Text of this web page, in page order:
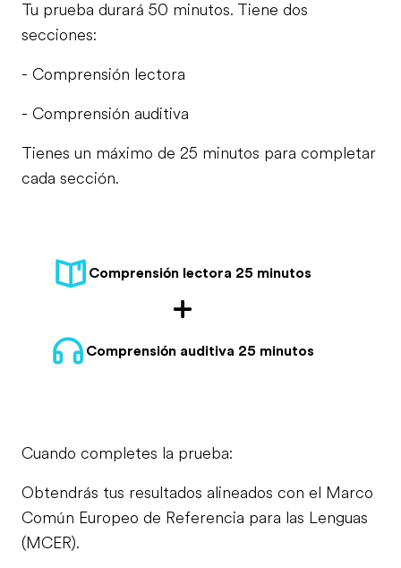
Tu prueba durará 50 minutos. Tiene dos
secciones:
- Comprensión lectora
- Comprensión auditiva
Tienes un máximo de 25 minutos para completar
cada sección.
Comprensión lectora 25 minutos
Comprensión auditiva 25 minutos
Cuando completes la prueba:
Obtendrás tus resultados alineados con el Marco
Común Europeo de Referencia para las Lenguas
(MCER).